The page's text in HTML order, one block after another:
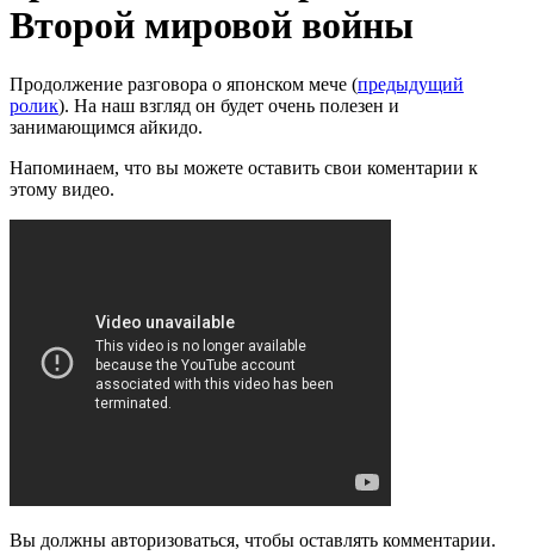
Второй мировой войны
Продолжение разговора о японском мече (предыдущий
ролик). На наш взгляд он будет очень полезен и
занимающимся айкидо.
Напоминаем, что вы можете оставить свои коментарии к
этому видео.
Вы должны авторизоваться, чтобы оставлять комментарии.